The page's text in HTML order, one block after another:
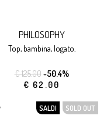
PHILOSOPHY
top, bambina, logato.
€ 125.00-50.4%
€ 62.00
SALDI SOLD OUT